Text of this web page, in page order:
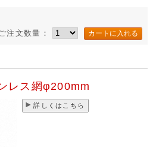
ご注文数量：
ス網φ200mm
詳しくはこちら